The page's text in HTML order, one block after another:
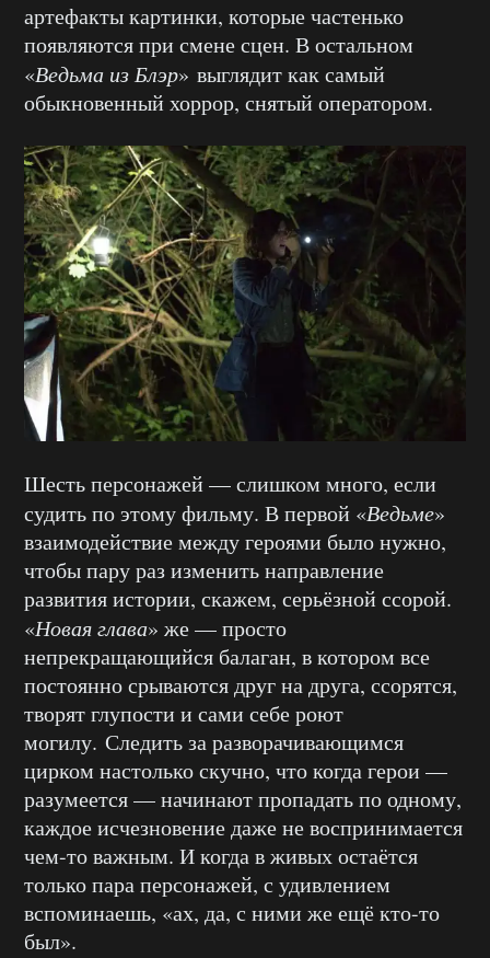
артефакты картинки, которые частенько
появляются при смене сцен. В остальном
«Ведьма из Блэр» выглядит как самый
обыкновенный хоррор, снятый оператором.
Шесть персонажей — слишком много, если
судить по этому фильму. В первой «Ведьме»
взаимодействие между героями было нужно,
чтобы пару раз изменить направление
развития истории, скажем, серьёзной ссорой.
«Новая глава» же — просто
непрекращающийся балаган, в котором все
постоянно срываются друг на друга, ссорятся,
творят глупости и сами себе роют
могилу. Следить за разворачивающимся
цирком настолько скучно, что когда герои —
разумеется — начинают пропадать по одному,
каждое исчезновение даже не воспринимается
чем-то важным. И когда в живых остаётся
только пара персонажей, с удивлением
вспоминаешь, «ах, да, с ними же ещё кто-то
был».